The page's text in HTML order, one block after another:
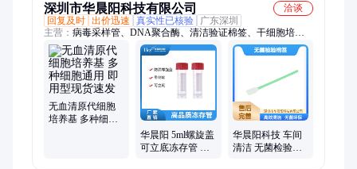
深圳市华晨阳科技有限公司
洽谈
回复及时 出价迅速 真实性已核验
广东深圳
主营： 病毒采样管、DNA聚合酶、清洁验证棉签、干细胞培养
基、无菌拭子、粪便采样器、粪便保存液、唾液采集器、CHG涂
药器、TOC瓶、血样采集卡
无血清原代细胞
培养基 多种细胞
华晨阳 5ml螺旋盖
可立底冻存管 有
华晨阳科技 车间
清洁 无菌检验棉